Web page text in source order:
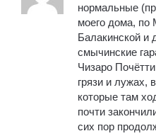
нормальные
моего дома, по
Балакинской и
смычинские
Чизаро
грязи и лужах,
которые там
почти
сих пор